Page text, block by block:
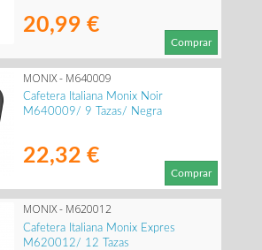
20,99 €
Comprar
MONIX - M640009
Cafetera Italiana Monix Noir
M640009/ 9 Tazas/ Negra
22,32 €
Comprar
MONIX - M620012
Cafetera Italiana Monix Expres
M620012/ 12 Tazas